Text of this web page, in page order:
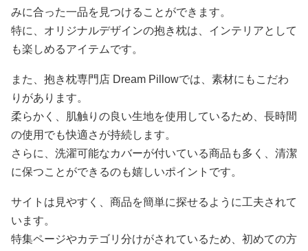
みに合った一品を見つけることができます。
特に、オリジナルデザインの抱き枕は、インテリアとして
も楽しめるアイテムです。
また、抱き枕専門店 Dream Pillowでは、素材にもこだわ
りがあります。
柔らかく、肌触りの良い生地を使用しているため、長時間
の使用でも快適さが持続します。
さらに、洗濯可能なカバーが付いている商品も多く、清潔
に保つことができるのも嬉しいポイントです。
サイトは見やすく、商品を簡単に探せるように工夫されて
います。
特集ページやカテゴリ分けがされているため、初めての方